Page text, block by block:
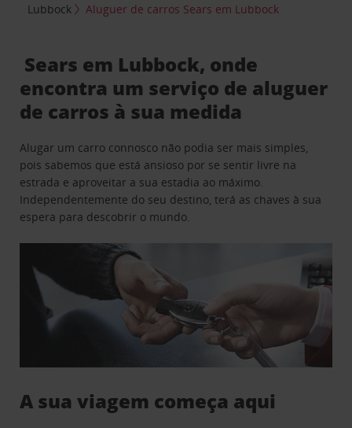
Lubbock
Aluguer de carros Sears em Lubbock
Sears em Lubbock, onde
encontra um serviço de aluguer
de carros à sua medida
Alugar um carro connosco não podia ser mais simples,
pois sabemos que está ansioso por se sentir livre na
estrada e aproveitar a sua estadia ao máximo.
Independentemente do seu destino, terá as chaves à sua
espera para descobrir o mundo.
A sua viagem começa aqui